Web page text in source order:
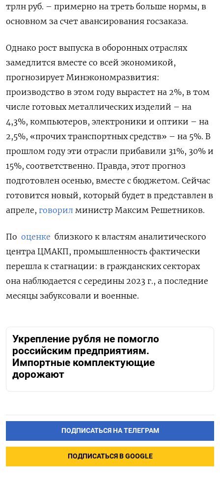
трлн руб. – примерно на треть больше нормы, в
основном за счет авансирования госзаказа.
Однако рост выпуска в оборонных отраслях
замедлится вместе со всей экономикой,
прогнозирует Минэкономразвития:
производство в этом году вырастет на 2%, в том
числе готовых металлических изделий – на
4,3%, компьютеров, электроники и оптики – на
2,5%, «прочих транспортных средств» – на 5%. В
прошлом году эти отрасли прибавили 31%, 30% и
15%, соответственно. Правда, этот прогноз
подготовлен осенью, вместе с бюджетом. Сейчас
готовится новый, который будет в представлен в
апреле, говорил министр Максим Решетников.
По оценке близкого к властям аналитического
центра ЦМАКП, промышленность фактически
перешла к стагнации: в гражданских секторах
она наблюдается с середины 2023 г., а последние
месяцы забуксовали и военные.
Укрепление рубля не помогло
российским предприятиям.
Импортные комплектующие
дорожают
ПОДПИСАТЬСЯ НА ТЕЛЕГРАМ
ПОДПИСАТЬСЯ В GOOGLE